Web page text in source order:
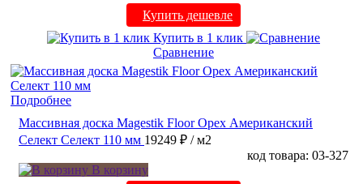
Купить дешевле
Купить в 1 клик
Сравнение
Подробнее
Массивная доска Magestik Floor Орех Американский
Селект Селект 110 мм 19249 ₽ / м2
код товара: 03-327
В корзину